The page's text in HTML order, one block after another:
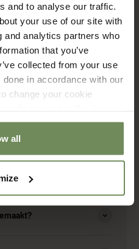
and to analyse our traffic.
your use of our site with
and analytics partners who
that you’ve
collected from your use
in accordance with our
change your cookie
all
producten
voor buiten?